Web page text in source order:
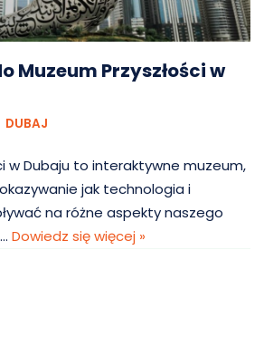
Muzeum Przyszłości w
DUBAJ
w Dubaju to interaktywne muzeum,
jak technologia i
na różne aspekty naszego
Dowiedz się więcej »